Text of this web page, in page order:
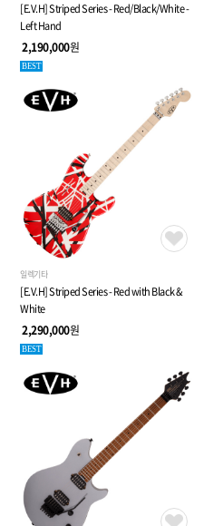
[E.V.H] Striped Series - Red/Black/White -
Left Hand
2,190,000원
BEST
일렉기타
[E.V.H] Striped Series - Red with Black &
White
2,290,000원
BEST